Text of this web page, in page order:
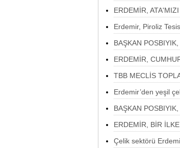
ERDEMİR,
Erdemir, Piroliz
BAŞKAN
ERDEMİR,
TBB MECLİS
Erdemir’den yeşil
BAŞKAN
ERDEMİR, BİR
Çelik sektörü